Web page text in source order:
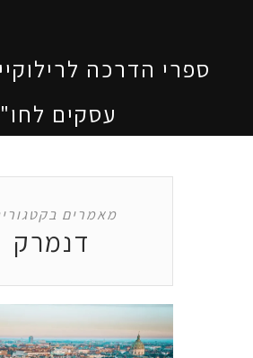
ספרי הדרכה
עסקים
מאמרים
דנמרק